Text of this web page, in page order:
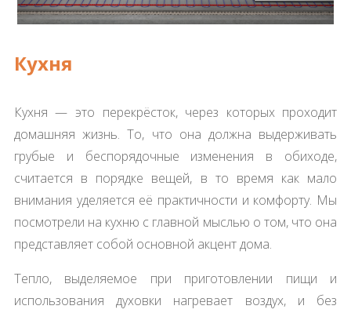
Кухня
Кухня — это перекрёсток, через которых проходит
домашняя жизнь. То, что она должна выдерживать
грубые и беспорядочные изменения в обиходе,
считается в порядке вещей, в то время как мало
внимания уделяется её практичности и комфорту. Мы
посмотрели на кухню с главной мыслью о том, что она
представляет собой основной акцент дома.
Тепло, выделяемое при приготовлении пищи и
использования духовки нагревает воздух, и без